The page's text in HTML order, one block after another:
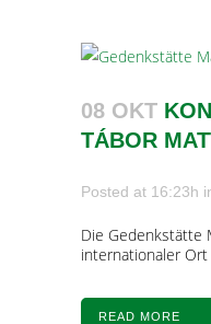
08 OKT
TÁBOR
Posted at 16:23h
Die Gedenkstätte
internationaler Ort
READ MORE